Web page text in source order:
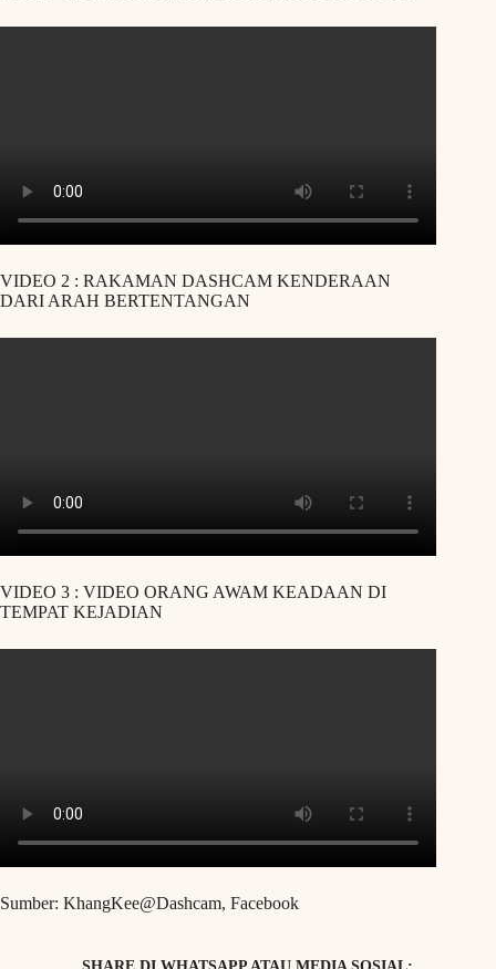
VIDEO 2 : RAKAMAN DASHCAM KENDERAAN
DARI ARAH BERTENTANGAN
VIDEO 3 : VIDEO ORANG AWAM KEADAAN DI
TEMPAT KEJADIAN
Sumber: KhangKee@Dashcam, Facebook